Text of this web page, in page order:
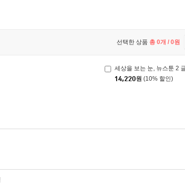
선택한 상품 총 0개 / 0원
세상을 보는 눈, 뉴스툰 2
14,220원 (10% 할인)